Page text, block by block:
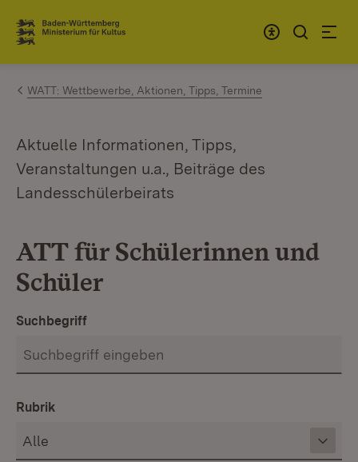
Zum Inhalt springen
Link zur Startseite
WATT: Wettbewerbe, Aktionen, Tipps, Termine
Aktuelle Informationen, Tipps,
Veranstaltungen u.a., Beiträge des
Landesschülerbeirats
ATT für Schülerinnen und
Schüler
Suchbegriff
Rubrik